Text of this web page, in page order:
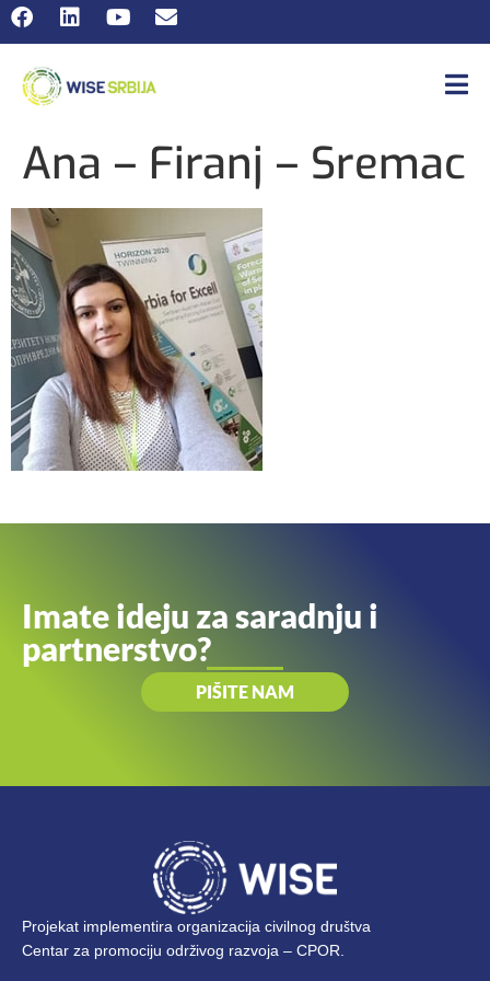
Ana – Firanj – Sremac
Imate ideju za saradnju i
partnerstvo?
PIŠITE NAM
Projekat implementira organizacija civilnog društva
Centar za promociju održivog razvoja – CPOR.